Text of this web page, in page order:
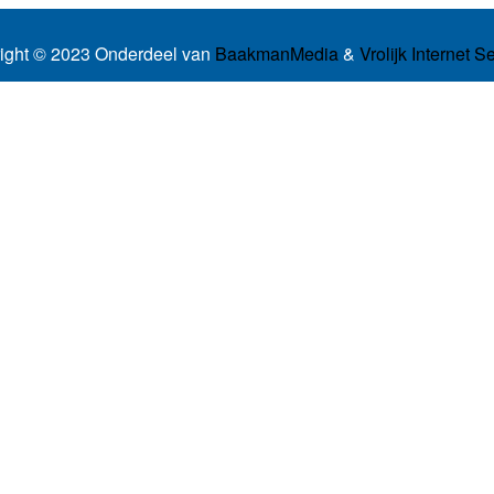
© 2023 Onderdeel van BaakmanMedia& Vrolijk Internet